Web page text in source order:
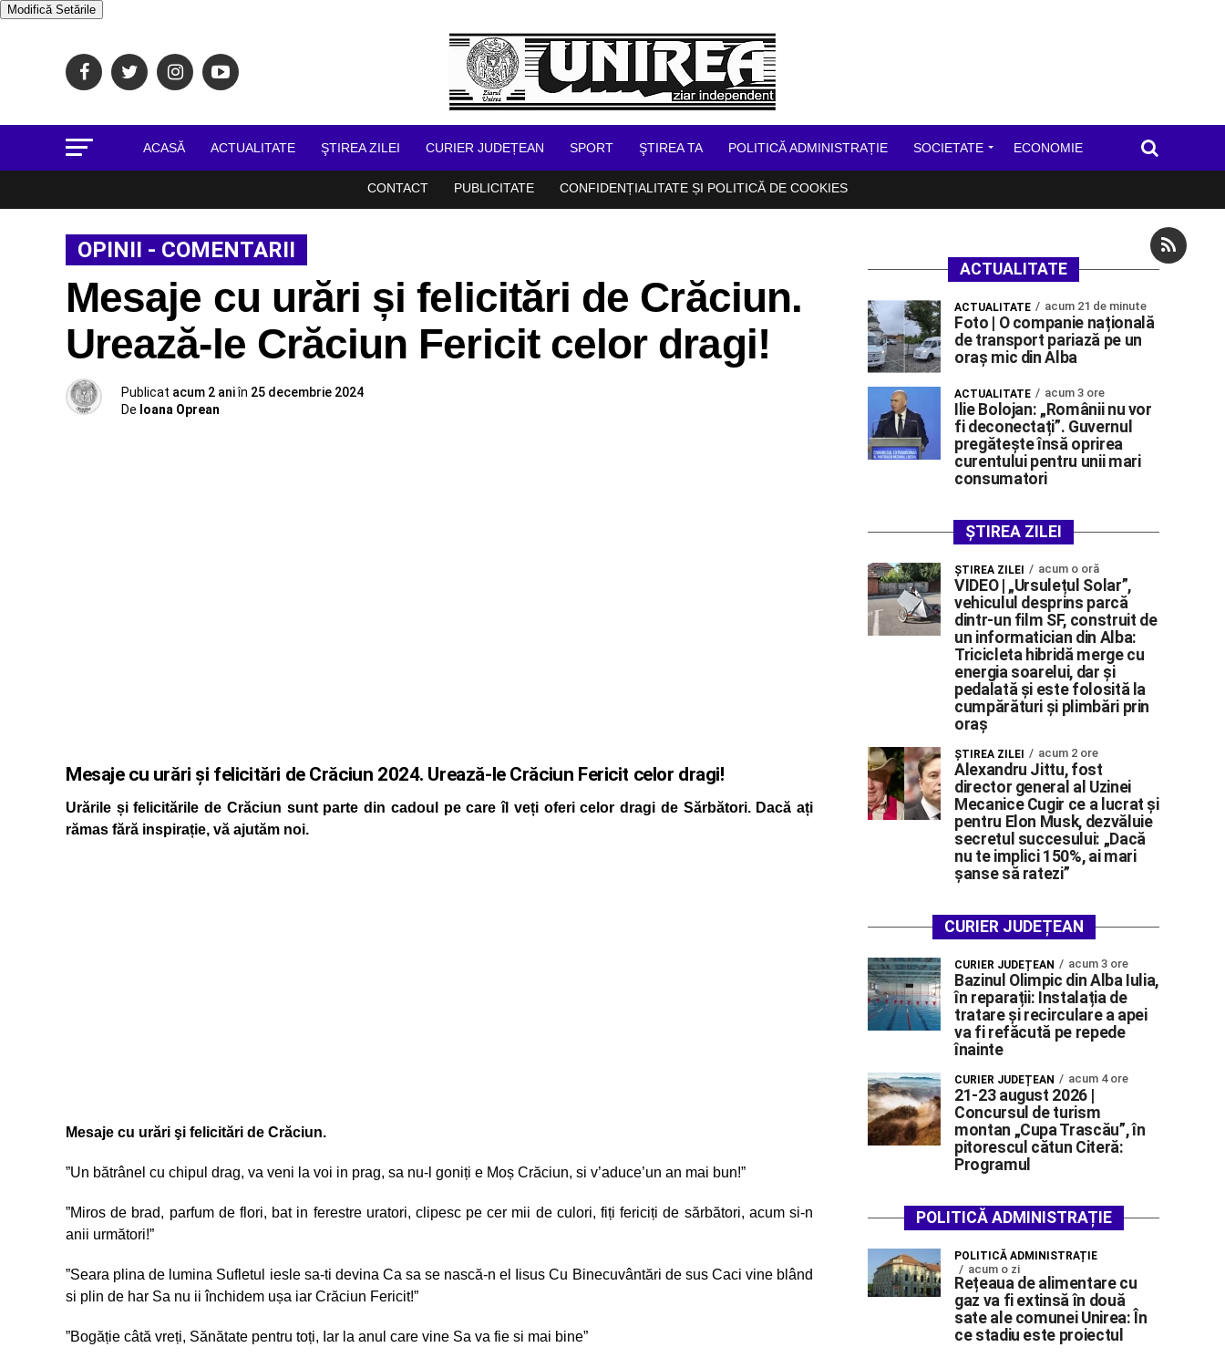
Modifică Setările
ACASĂ ACTUALITATE ŞTIREA ZILEI CURIER JUDEȚEAN SPORT ŞTIREA TA POLITICĂ ADMINISTRAȚIE SOCIETATE ECONOMIE
CONTACT PUBLICITATE CONFIDENȚIALITATE ȘI POLITICĂ DE COOKIES
OPINII - COMENTARII
Mesaje cu urări și felicitări de Crăciun.
Urează-le Crăciun Fericit celor dragi!
Publicat acum 2 aniîn 25 decembrie 2024
De Ioana Oprean
Mesaje cu urări și felicitări de Crăciun 2024. Urează-le Crăciun Fericit celor dragi!
Urările și felicitările de Crăciun sunt parte din cadoul pe care îl veți oferi celor dragi de Sărbători. Dacă ați
rămas fără inspirație, vă ajutăm noi.
Mesaje cu urări şi felicitări de Crăciun.
”Un bătrânel cu chipul drag, va veni la voi in prag, sa nu-l goniți e Moș Crăciun, si v’aduce’un an mai bun!”
”Miros de brad, parfum de flori, bat in ferestre uratori, clipesc pe cer mii de culori, fiți fericiți de sărbători, acum si-n
anii următori!”
”Seara plina de lumina Sufletul iesle sa-ti devina Ca sa se nască-n el Iisus Cu Binecuvântări de sus Caci vine blând
si plin de har Sa nu ii închidem ușa iar Crăciun Fericit!”
”Bogăție câtă vreți, Sănătate pentru toți, Iar la anul care vine Sa va fie si mai bine”
ACTUALITATE
ACTUALITATE acum 21 de minute
Foto | O companie națională
de transport pariază pe un
oraș mic din Alba
ACTUALITATE acum 3 ore
Ilie Bolojan: „Românii nu vor
fi deconectați”. Guvernul
pregătește însă oprirea
curentului pentru unii mari
consumatori
ȘTIREA ZILEI
ŞTIREA ZILEI acum o oră
VIDEO | „Ursulețul Solar”,
vehiculul desprins parcă
dintr-un film SF, construit de
un informatician din Alba:
Tricicleta hibridă merge cu
energia soarelui, dar și
pedalată și este folosită la
cumpărături și plimbări prin
oraș
ŞTIREA ZILEI acum 2 ore
Alexandru Jittu, fost
director general al Uzinei
Mecanice Cugir ce a lucrat și
pentru Elon Musk, dezvăluie
secretul succesului: „Dacă
nu te implici 150%, ai mari
șanse să ratezi”
CURIER JUDEȚEAN
CURIER JUDEȚEAN acum 3 ore
Bazinul Olimpic din Alba Iulia,
în reparații: Instalația de
tratare și recirculare a apei
va fi refăcută pe repede
înainte
CURIER JUDEȚEAN acum 4 ore
21-23 august 2026 |
Concursul de turism
montan „Cupa Trascău”, în
pitorescul cătun Citeră:
Programul
POLITICĂ ADMINISTRAȚIE
POLITICĂ ADMINISTRAȚIE
acum o zi
Rețeaua de alimentare cu
gaz va fi extinsă în două
sate ale comunei Unirea: În
ce stadiu este proiectul